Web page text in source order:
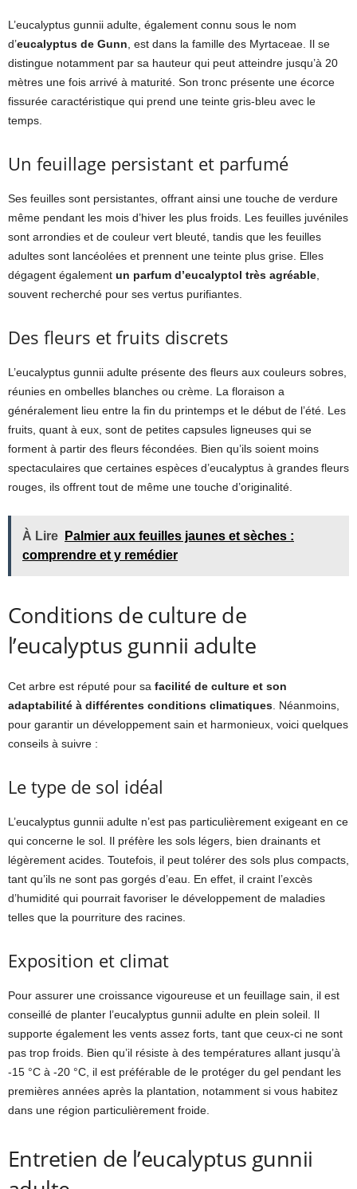
L’eucalyptus gunnii adulte, également connu sous le nom
d’eucalyptus de Gunn, est dans la famille des Myrtaceae. Il se
distingue notamment par sa hauteur qui peut atteindre jusqu’à 20
mètres une fois arrivé à maturité. Son tronc présente une écorce
fissurée caractéristique qui prend une teinte gris-bleu avec le
temps.
Un feuillage persistant et parfumé
Ses feuilles sont persistantes, offrant ainsi une touche de verdure
même pendant les mois d’hiver les plus froids. Les feuilles juvéniles
sont arrondies et de couleur vert bleuté, tandis que les feuilles
adultes sont lancéolées et prennent une teinte plus grise. Elles
dégagent également un parfum d’eucalyptol très agréable,
souvent recherché pour ses vertus purifiantes.
Des fleurs et fruits discrets
L’eucalyptus gunnii adulte présente des fleurs aux couleurs sobres,
réunies en ombelles blanches ou crème. La floraison a
généralement lieu entre la fin du printemps et le début de l’été. Les
fruits, quant à eux, sont de petites capsules ligneuses qui se
forment à partir des fleurs fécondées. Bien qu’ils soient moins
spectaculaires que certaines espèces d’eucalyptus à grandes fleurs
rouges, ils offrent tout de même une touche d’originalité.
À Lire
Palmier aux feuilles jaunes et sèches :
comprendre et y remédier
Conditions de culture de
l’eucalyptus gunnii adulte
Cet arbre est réputé pour sa facilité de culture et son
adaptabilité à différentes conditions climatiques. Néanmoins,
pour garantir un développement sain et harmonieux, voici quelques
conseils à suivre :
Le type de sol idéal
L’eucalyptus gunnii adulte n’est pas particulièrement exigeant en ce
qui concerne le sol. Il préfère les sols légers, bien drainants et
légèrement acides. Toutefois, il peut tolérer des sols plus compacts,
tant qu’ils ne sont pas gorgés d’eau. En effet, il craint l’excès
d’humidité qui pourrait favoriser le développement de maladies
telles que la pourriture des racines.
Exposition et climat
Pour assurer une croissance vigoureuse et un feuillage sain, il est
conseillé de planter l’eucalyptus gunnii adulte en plein soleil. Il
supporte également les vents assez forts, tant que ceux-ci ne sont
pas trop froids. Bien qu’il résiste à des températures allant jusqu’à
-15 °C à -20 °C, il est préférable de le protéger du gel pendant les
premières années après la plantation, notamment si vous habitez
dans une région particulièrement froide.
Entretien de l’eucalyptus gunnii